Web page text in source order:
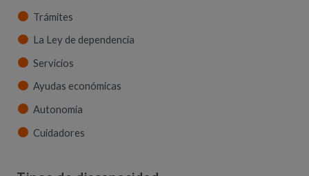
Trámites
La Ley de dependencia
Servicios
Ayudas económicas
Autonomía
Cuidadores